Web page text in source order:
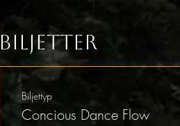
Biljetter
Biljettyp
Concious Dance Flow